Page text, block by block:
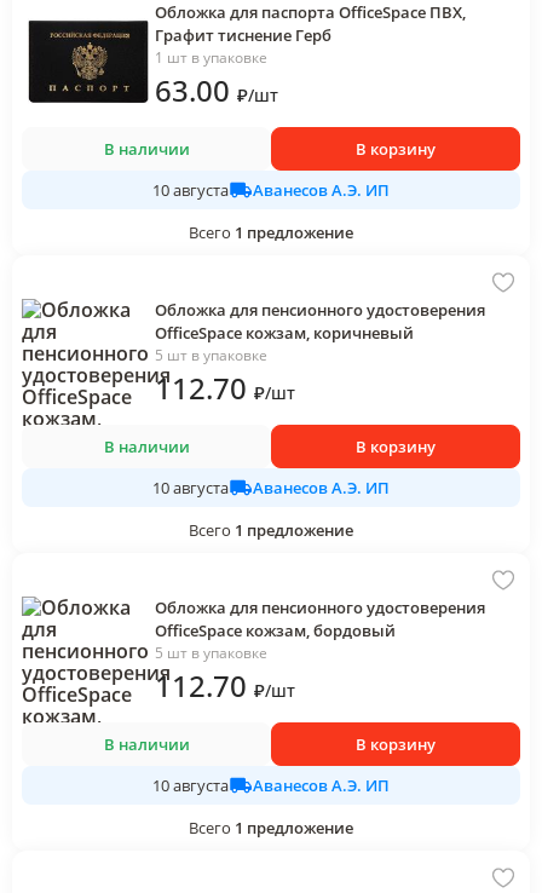
Обложка для паспорта OfficeSpace ПВХ,
Графит тиснение Герб
1 шт в упаковке
63.00 ₽/шт
В наличии
В корзину
10 августа
Аванесов А.Э. ИП
Всего 1 предложение
Обложка для пенсионного удостоверения
OfficeSpace кожзам, коричневый
5 шт в упаковке
112.70 ₽/шт
В наличии
В корзину
10 августа
Аванесов А.Э. ИП
Всего 1 предложение
Обложка для пенсионного удостоверения
OfficeSpace кожзам, бордовый
5 шт в упаковке
112.70 ₽/шт
В наличии
В корзину
10 августа
Аванесов А.Э. ИП
Всего 1 предложение